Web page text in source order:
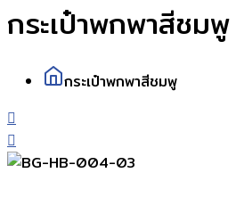
กระเป๋าพกพาสีชมพู
กระเป๋าพกพาสีชมพู